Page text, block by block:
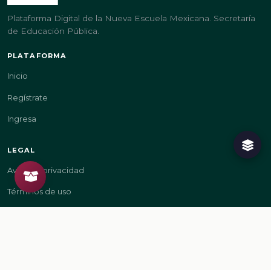
Plataforma Digital de la Nueva Escuela Mexicana. Secretaría
de Educación Pública.
PLATAFORMA
Inicio
Regístrate
Ingresa
LEGAL
Aviso de privacidad
Términos de uso